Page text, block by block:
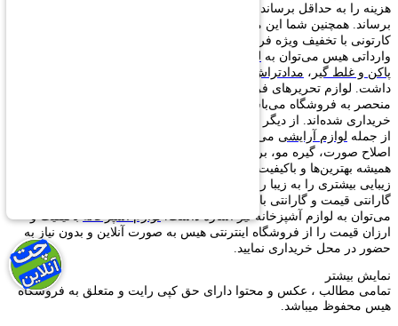
هزینه را به حداقل برساند و محصولات را مستقیماً به دست مصرف‌کننده
برساند. همچنین شما این محصولات را می‌توانید به صورت عمده، رگلامی و
کارتونی با تخفیف ویژه فروشگاه هیس خریداری نمایید. از جمله محصولات
وارداتی هیس می‌توان به لوازم تحریر
پاکن و غلط گیر ، مدادتراش
داشت. لوازم تحریر‌های فروشگاه آنلاین هیس در بیشتر موارد یونیک و
منحصر به فروشگاه می‌باشد که مستقیماً از کشور‌های چین، ژاپن و...
خریداری شده‌اند. از دیگر موارد می‌توان به لوازم آرایشی نیز اشاره داشت؛
از جمله لوازم آرایشی می‌توان به (ماسک صورت، ناخن مصنوعی، تیغ
اصلاح صورت، گیره مو، برس، کیسه آب گرم و... ) اشاره داشت. که
همیشه بهترین‌ها و باکیفیت‌ترین لوازم را برای شما موجود کرده‌ایم تا بتوانیم
زیبایی بیشتری را به زیبا رویان برسانیم. ضمن اینکه همه محصولات دارای
گارانتی قیمت و گارانتی بازگشت وجه می‌باشند. از دیگر محصولات هیس
می‌توان به لوازم آشپزخانه نیز اشاره داشت.
ارزان قیمت را از فروشگاه اینترنتی هیس به صورت آنلاین و بدون نیاز به
حضور در محل خریداری نمایید.
نمایش بیشتر
تمامی مطالب ، عکس و محتوا دارای حق کپی رایت و متعلق به فروشگاه
هیس محفوظ میباشد.